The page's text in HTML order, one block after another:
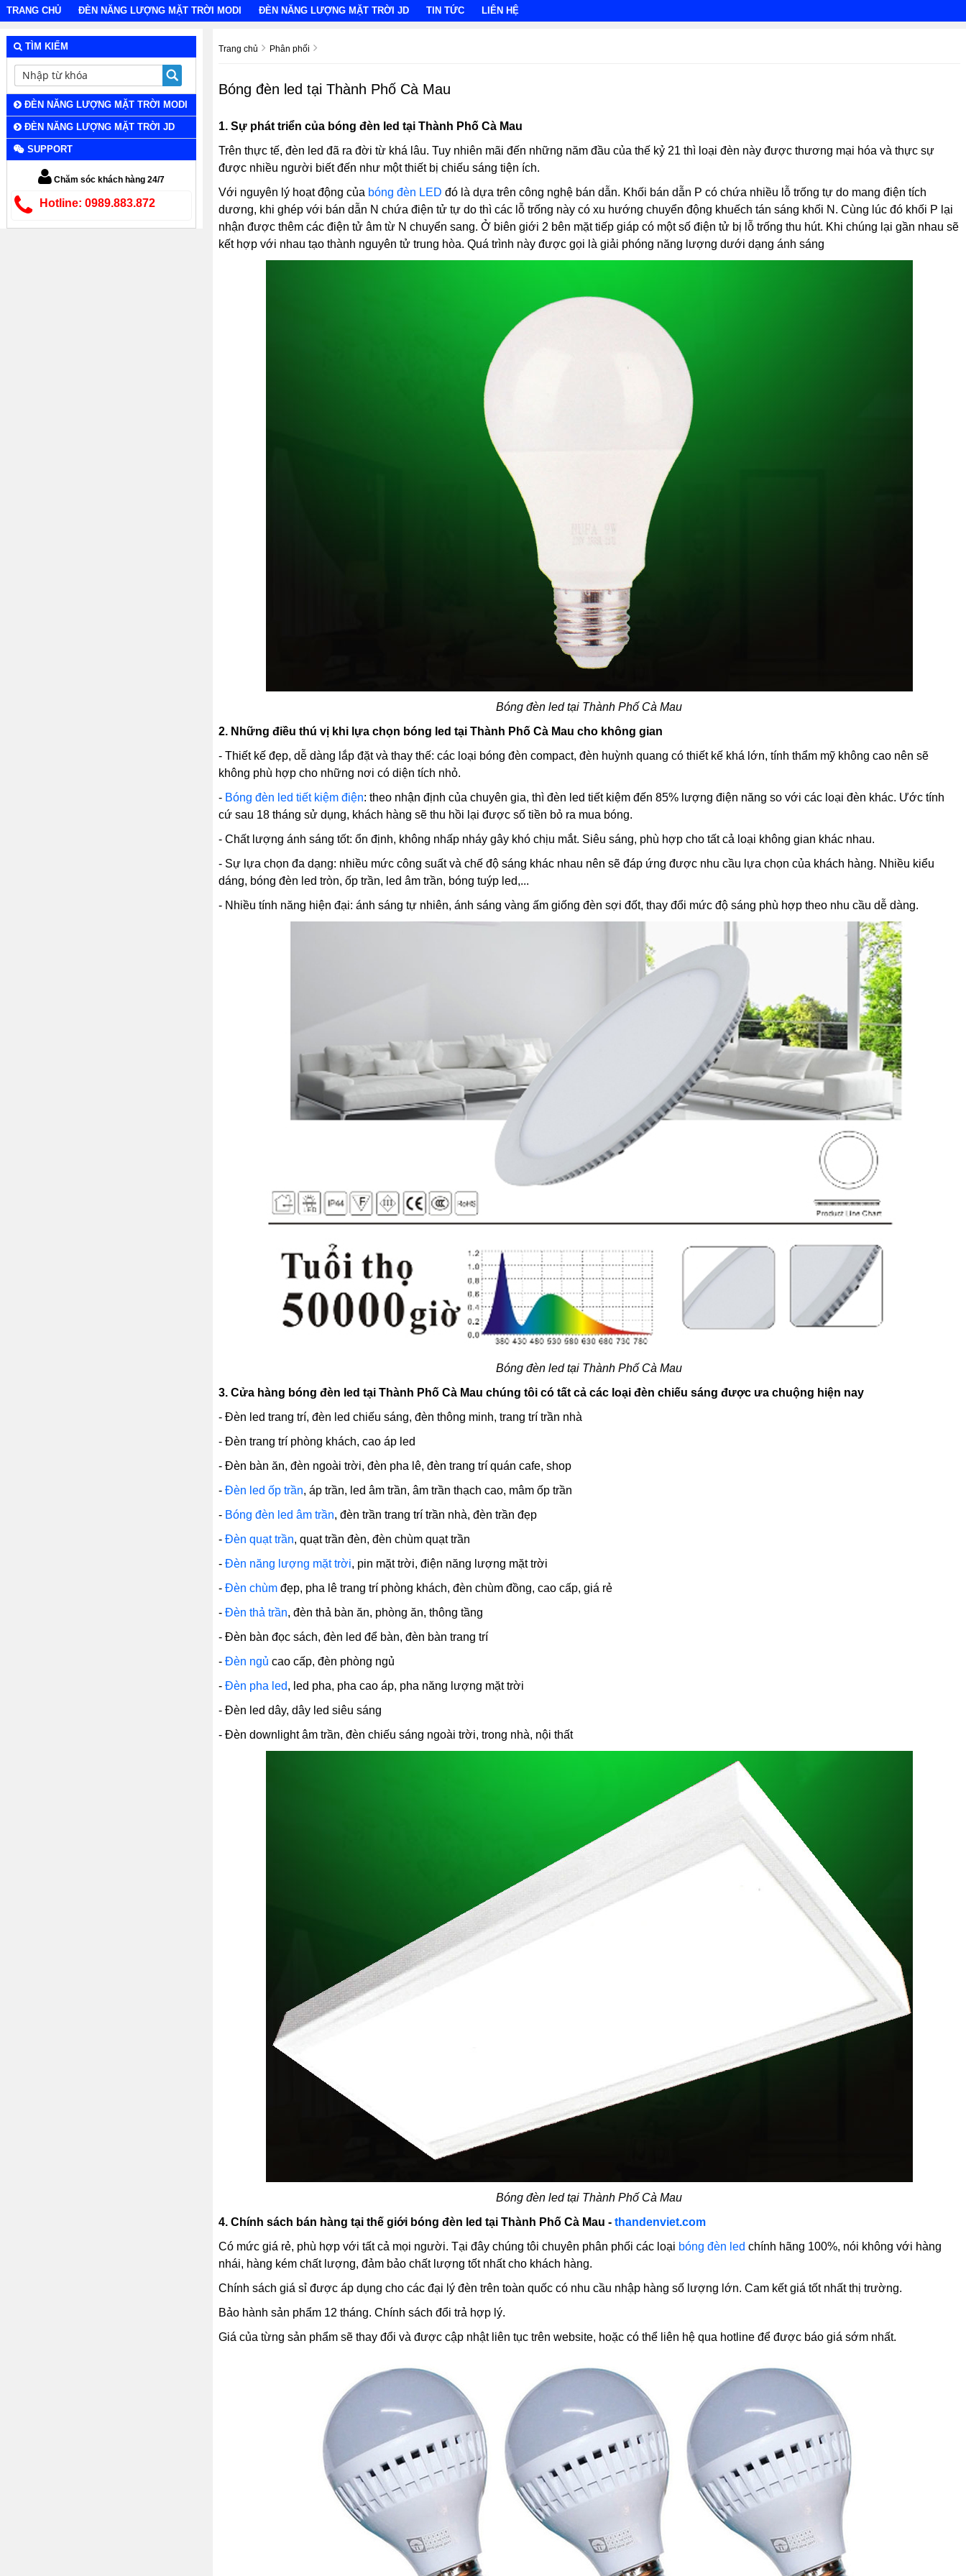
TRANG CHỦ ĐÈN NĂNG LƯỢNG MẶT TRỜI MODI ĐÈN NĂNG LƯỢNG MẶT TRỜI JD TIN TỨC LIÊN HỆ
Trang chủ Phân phối
Bóng đèn led tại Thành Phố Cà Mau
1. Sự phát triển của bóng đèn led tại Thành Phố Cà Mau
Trên thực tế, đèn led đã ra đời từ khá lâu. Tuy nhiên mãi đến những năm đầu của thế kỷ 21 thì loại đèn này được thương mại hóa và thực sự
được nhiều người biết đến như một thiết bị chiếu sáng tiện ích.
Với nguyên lý hoạt động của bóng đèn LED đó là dựa trên công nghệ bán dẫn. Khối bán dẫn P có chứa nhiều lỗ trống tự do mang điện tích
dương, khi ghép với bán dẫn N chứa điện tử tự do thì các lỗ trống này có xu hướng chuyển động khuếch tán sáng khối N. Cùng lúc đó khối P lại
nhận được thêm các điện tử âm từ N chuyển sang. Ở biên giới 2 bên mặt tiếp giáp có một số điện tử bị lỗ trống thu hút. Khi chúng lại gần nhau sẽ
kết hợp với nhau tạo thành nguyên tử trung hòa. Quá trình này được gọi là giải phóng năng lượng dưới dạng ánh sáng
Bóng đèn led tại Thành Phố Cà Mau
2. Những điều thú vị khi lựa chọn bóng led tại Thành Phố Cà Mau cho không gian
- Thiết kế đẹp, dễ dàng lắp đặt và thay thế: các loại bóng đèn compact, đèn huỳnh quang có thiết kế khá lớn, tính thẩm mỹ không cao nên sẽ
không phù hợp cho những nơi có diện tích nhỏ.
- Bóng đèn led tiết kiệm điện: theo nhận định của chuyên gia, thì đèn led tiết kiệm đến 85% lượng điện năng so với các loại đèn khác. Ước tính
cứ sau 18 tháng sử dụng, khách hàng sẽ thu hồi lại được số tiền bỏ ra mua bóng.
- Chất lượng ánh sáng tốt: ổn định, không nhấp nháy gây khó chịu mắt. Siêu sáng, phù hợp cho tất cả loại không gian khác nhau.
- Sự lựa chọn đa dạng: nhiều mức công suất và chế độ sáng khác nhau nên sẽ đáp ứng được nhu cầu lựa chọn của khách hàng. Nhiều kiểu
dáng, bóng đèn led tròn, ốp trần, led âm trần, bóng tuýp led,...
- Nhiều tính năng hiện đại: ánh sáng tự nhiên, ánh sáng vàng ấm giống đèn sợi đốt, thay đổi mức độ sáng phù hợp theo nhu cầu dễ dàng.
Bóng đèn led tại Thành Phố Cà Mau
3. Cửa hàng bóng đèn led tại Thành Phố Cà Mau chúng tôi có tất cả các loại đèn chiếu sáng được ưa chuộng hiện nay
- Đèn led trang trí, đèn led chiếu sáng, đèn thông minh, trang trí trần nhà
- Đèn trang trí phòng khách, cao áp led
- Đèn bàn ăn, đèn ngoài trời, đèn pha lê, đèn trang trí quán cafe, shop
- Đèn led ốp trần, áp trần, led âm trần, âm trần thạch cao, mâm ốp trần
- Bóng đèn led âm trần, đèn trần trang trí trần nhà, đèn trần đẹp
- Đèn quạt trần, quạt trần đèn, đèn chùm quạt trần
- Đèn năng lượng mặt trời, pin mặt trời, điện năng lượng mặt trời
- Đèn chùmđẹp, pha lê trang trí phòng khách, đèn chùm đồng, cao cấp, giá rẻ
- Đèn thả trần, đèn thả bàn ăn, phòng ăn, thông tầng
- Đèn bàn đọc sách, đèn led để bàn, đèn bàn trang trí
- Đèn ngủ cao cấp, đèn phòng ngủ
- Đèn pha led, led pha, pha cao áp, pha năng lượng mặt trời
- Đèn led dây, dây led siêu sáng
- Đèn downlight âm trần, đèn chiếu sáng ngoài trời, trong nhà, nội thất
Bóng đèn led tại Thành Phố Cà Mau
4. Chính sách bán hàng tại thế giới bóng đèn led tại Thành Phố Cà Mau - thandenviet.com
Có mức giá rẻ, phù hợp với tất cả mọi người. Tại đây chúng tôi chuyên phân phối các loại bóng đèn led chính hãng 100%, nói không với hàng
nhái, hàng kém chất lượng, đảm bảo chất lượng tốt nhất cho khách hàng.
Chính sách giá sỉ được áp dụng cho các đại lý đèn trên toàn quốc có nhu cầu nhập hàng số lượng lớn. Cam kết giá tốt nhất thị trường.
Bảo hành sản phẩm 12 tháng. Chính sách đổi trả hợp lý.
Giá của từng sản phẩm sẽ thay đổi và được cập nhật liên tục trên website, hoặc có thể liên hệ qua hotline để được báo giá sớm nhất.
TÌM KIẾM
ĐÈN NĂNG LƯỢNG MẶT TRỜI MODI
ĐÈN NĂNG LƯỢNG MẶT TRỜI JD
SUPPORT
Chăm sóc khách hàng 24/7
Hotline: 0989.883.872